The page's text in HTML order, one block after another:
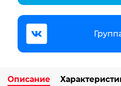
Описание